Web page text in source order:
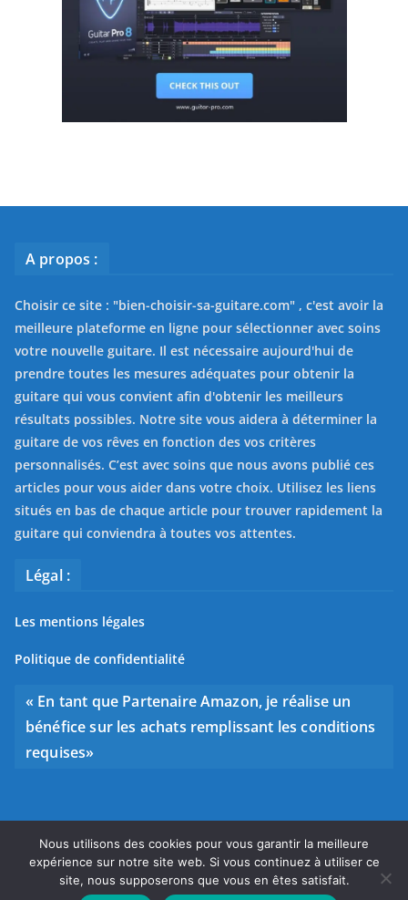
A propos :
Choisir ce site : "bien-choisir-sa-guitare.com" , c'est avoir la
meilleure plateforme en ligne pour sélectionner avec soins
votre nouvelle guitare. Il est nécessaire aujourd'hui de
prendre toutes les mesures adéquates pour obtenir la
guitare qui vous convient afin d'obtenir les meilleurs
résultats possibles. Notre site vous aidera à déterminer la
guitare de vos rêves en fonction des vos critères
personnalisés. C’est avec soins que nous avons publié ces
articles pour vous aider dans votre choix. Utilisez les liens
situés en bas de chaque article pour trouver rapidement la
guitare qui conviendra à toutes vos attentes.
Légal :
Les mentions légales
Politique de confidentialité
« En tant que Partenaire Amazon, je réalise un
bénéfice sur les achats remplissant les conditions
requises»
Copyright © 2026 Bien choisir sa guitare. Tous droits
réservés.
Nous utilisons des cookies pour vous garantir la meilleure
expérience sur notre site web. Si vous continuez à utiliser ce
site, nous supposerons que vous en êtes satisfait.